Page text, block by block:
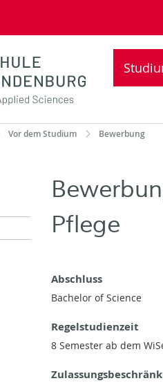
Vor dem Studium Bewerbung
Pflege
Abschluss
Bachelor of Science
Regelstudienzeit
8 Semester ab dem